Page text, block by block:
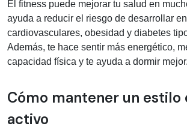
El fitness puede mejorar tu salud en
ayuda a reducir el riesgo de desarrollar
cardiovasculares, obesidad y diabetes
Además, te hace sentir más energético,
capacidad física y te ayuda a dormir mejor.
Cómo mantener un estilo
activo